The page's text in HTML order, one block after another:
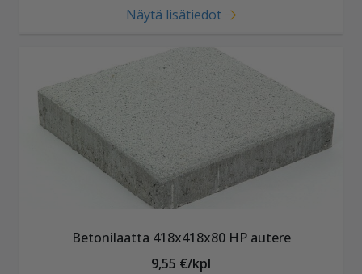
Näytä lisätiedot
Betonilaatta 418x418x80 HP autere
9,55 €/kpl